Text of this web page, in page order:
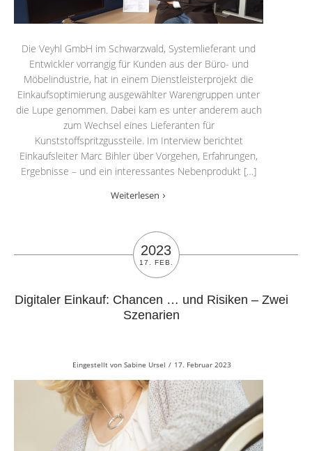
Die Veyhl GmbH im Schwarzwald, Systemlieferant und
Entwickler vorrangig für Kunden aus der Büro- und
Möbelindustrie, hat in einem Dienstleisterprojekt die
Einkaufsoptimierung ausgewählter Warengruppen unter
die Lupe genommen. Dabei kam es unter anderem auch
zum Wechsel eines Lieferanten für
Kunststoffspritzgussteile. Im Interview berichtet
Einkaufsleiter Marc Bihler über Vorgehen, Erfahrungen,
Ergebnisse – und ein interessantes Nebenprodukt […]
Weiterlesen
2023
17. FEB.
Digitaler Einkauf: Chancen … und Risiken – Zwei
Szenarien
Eingestellt von Sabine Ursel / 17. Februar 2023